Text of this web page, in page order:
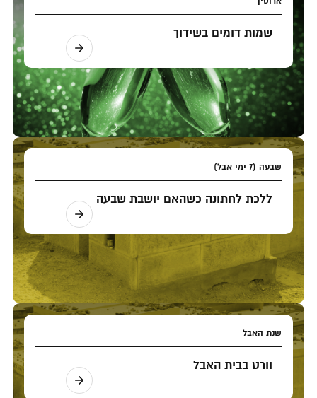
שמות דומים בשידוך
שבעה (7 ימי אבל)
ללכת לחתונה כשהאם יושבת שבעה
שנת האבל
וורט בבית האבל